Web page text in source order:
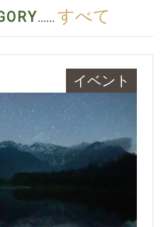
...... すべて
イベント